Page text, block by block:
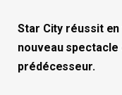
Star City réussit
nouveau
prédécesseur.